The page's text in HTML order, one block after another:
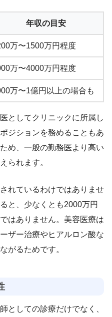
年収の目安
万〜1500万円程度
万〜4000万円程度
万〜1億円以上の場合も
としてクリニックに所属し
ジションを務めることもあ
め、一般の勤務医より高い
られます。
れているわけではありませ
と、少なくとも2000万円
はありません。美容医療は
ザー治療やヒアルロン酸な
がるためです。
としての診療だけでなく、